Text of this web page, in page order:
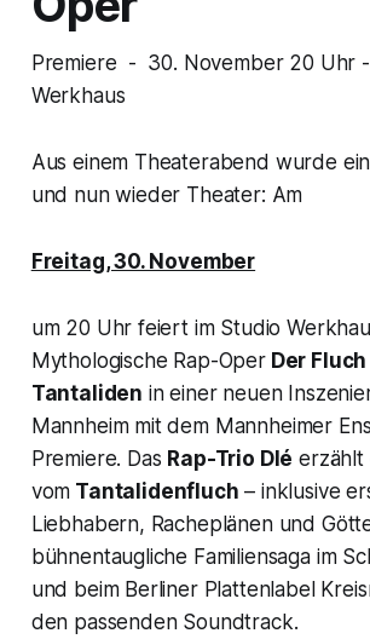
Premiere - 30. November 20 Uhr
Werkhaus
Aus einem Theaterabend wurde
und nun wieder Theater: Am
Freitag, 30. November
um 20 Uhr feiert im Studio
Mythologische Rap-OperDer
Tantaliden in einer neuen
Mannheim mit dem Mannheimer
Premiere. Das Rap-Trio Dlé erzählt
vom Tantalidenfluch – inklusive
Liebhabern, Racheplänen und
bühnentaugliche Familiensaga im
und beim Berliner Plattenlabel
den passenden Soundtrack.